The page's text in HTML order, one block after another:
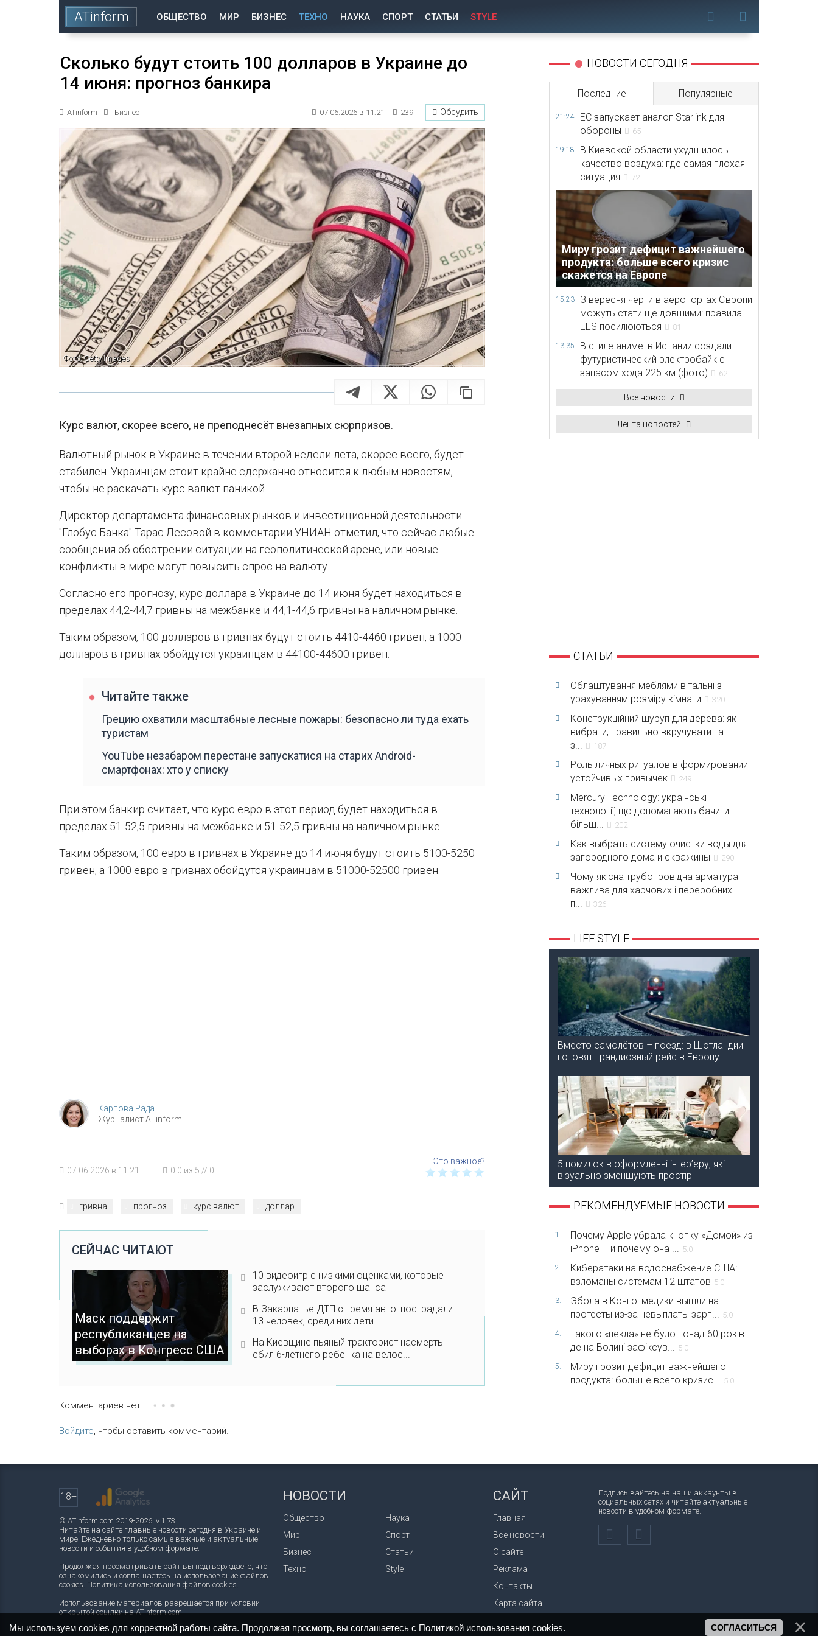
ATinform ОБЩЕСТВО МИР БИЗНЕС ТЕХНО НАУКА СПОРТ СТАТЬИ STYLE
Сколько будут стоить 100 долларов в Украине до
14 июня: прогноз банкира
ATinform Бизнес 07.06.2026 в 11:21 239 Обсудить
Фото: Getty Images
Курс валют, скорее всего, не преподнесёт внезапных сюрпризов.
Валютный рынок в Украине в течении второй недели лета, скорее всего, будет
стабилен. Украинцам стоит крайне сдержанно относится к любым новостям,
чтобы не раскачать курс валют паникой.
Директор департамента финансовых рынков и инвестиционной деятельности
"Глобус Банка" Тарас Лесовой в комментарии УНИАН отметил, что сейчас любые
сообщения об обострении ситуации на геополитической арене, или новые
конфликты в мире могут повысить спрос на валюту.
Согласно его прогнозу, курс доллара в Украине до 14 июня будет находиться в
пределах 44,2-44,7 гривны на межбанке и 44,1-44,6 гривны на наличном рынке.
Таким образом, 100 долларов в гривнах будут стоить 4410-4460 гривен, а 1000
долларов в гривнах обойдутся украинцам в 44100-44600 гривен.
Читайте также
Грецию охватили масштабные лесные пожары: безопасно ли туда ехать
туристам
YouTube незабаром перестане запускатися на старих Android-
смартфонах: хто у списку
При этом банкир считает, что курс евро в этот период будет находиться в
пределах 51-52,5 гривны на межбанке и 51-52,5 гривны на наличном рынке.
Таким образом, 100 евро в гривнах в Украине до 14 июня будут стоить 5100-5250
гривен, а 1000 евро в гривнах обойдутся украинцам в 51000-52500 гривен.
Карпова Рада
Журналист ATinform
07.06.2026 в 11:21 0.0 из 5 // 0
гривна прогноз курс валют доллар
СЕЙЧАС ЧИТАЮТ
Маск поддержит
республиканцев на
выборах в Конгресс США
10 видеоигр с низкими оценками, которые
заслуживают второго шанса
В Закарпатье ДТП с тремя авто: пострадали
13 человек, среди них дети
На Киевщине пьяный тракторист насмерть
сбил 6-летнего ребенка на велос...
Комментариев нет.
Войдите, чтобы оставить комментарий.
НОВОСТИ СЕГОДНЯ
Последние Популярные
21:24
ЕС запускает аналог Starlink для
обороны
65
19:18
В Киевской области ухудшилось
качество воздуха: где самая плохая
ситуация
72
Миру грозит дефицит важнейшего
продукта: больше всего кризис
скажется на Европе
15:23
З вересня черги в аеропортах Європи
можуть стати ще довшими: правила
EES посилюються
81
13:35
В стиле аниме: в Испании создали
футуристический электробайк с
запасом хода 225 км (фото)
62
Все новости
Лента новостей
СТАТЬИ
Облаштування меблями вітальні з
урахуванням розміру кімнати
320
Конструкційний шуруп для дерева: як
вибрати, правильно вкручувати та
з...
187
Роль личных ритуалов в формировании
устойчивых привычек
249
Mercury Technology: українські
технології, що допомагають бачити
більш...
202
Как выбрать систему очистки воды для
загородного дома и скважины
290
Чому якісна трубопровідна арматура
важлива для харчових і переробних
п...
326
LIFE STYLE
Вместо самолётов – поезд: в Шотландии
готовят грандиозный рейс в Европу
5 помилок в оформленні інтер’єру, які
візуально зменшують простір
РЕКОМЕНДУЕМЫЕ НОВОСТИ
1.
Почему Apple убрала кнопку «Домой» из
iPhone – и почему она ...
5.0
2.
Кибератаки на водоснабжение США:
взломаны системам 12 штатов 5.0
3.
Эбола в Конго: медики вышли на
протесты из-за невыплаты зарп...
5.0
4.
Такого «пекла» не було понад 60 років:
де на Волині зафіксув...
5.0
5.
Миру грозит дефицит важнейшего
продукта: больше всего кризис...
5.0
18+
© ATinform.com 2019-2026. v.1.73
Читайте на сайте главные новости сегодня в Украине и
мире. Ежедневно только самые важные и актуальные
новости и события в удобном формате.
Продолжая просматривать сайт вы подтверждаете, что
ознакомились и соглашаетесь на использование файлов
cookies. Политика использования файлов cookies
Использование материалов разрешается при условии
открытой ссылки на ATinform.com.
НОВОСТИ
Общество
Мир
Бизнес
Техно
Наука
Спорт
Статьи
Style
САЙТ
Главная
Все новости
О сайте
Реклама
Контакты
Карта сайта
Подписывайтесь на наши аккаунты в
социальных сетях и читайте актуальные
новости в удобном формате.
Мы используем cookies для корректной работы сайта. Продолжая просмотр, вы соглашаетесь с Политикой использования cookies. СОГЛАСИТЬСЯ